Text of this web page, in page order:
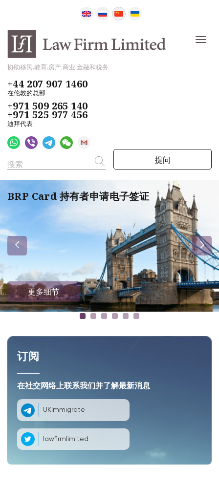
协助移民,教育,房产,商业,金融和税务
+44 207 907 1460
在伦敦的总部
+971 509 265 140
+971 525 977 456
迪拜代表
提问
BRP Card 持有者申请电子签证
更多细节
订阅
在社交网络上联系我们并了解最新消息
UKImmigrate
lawfirmlimited